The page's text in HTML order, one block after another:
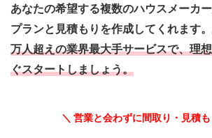
あなたの希望する複数のハウスメーカ
プランと見積もりを作成してくれます。
万人超えの業界最大手サービスで、理
ぐスタートしましょう。
＼ 営業と会わずに間取り・見積